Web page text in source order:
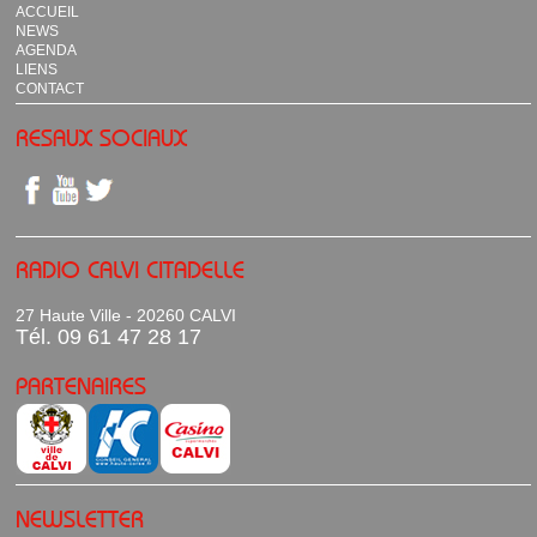
ACCUEIL
NEWS
AGENDA
LIENS
CONTACT
RESAUX SOCIAUX
RADIO CALVI CITADELLE
27 Haute Ville - 20260 CALVI
Tél. 09 61 47 28 17
PARTENAIRES
NEWSLETTER